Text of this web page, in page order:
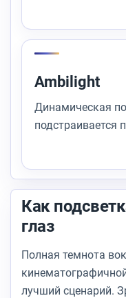
Ambilight
Динамическая
подстраивается
Как
глаз
Полная темнота
лучший сценарий.